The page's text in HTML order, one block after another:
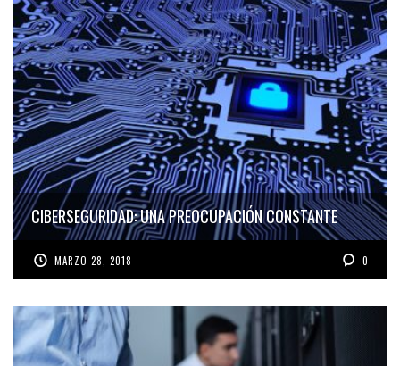
CIBERSEGURIDAD: UNA PREOCUPACIÓN CONSTANTE
MARZO 28, 2018 0